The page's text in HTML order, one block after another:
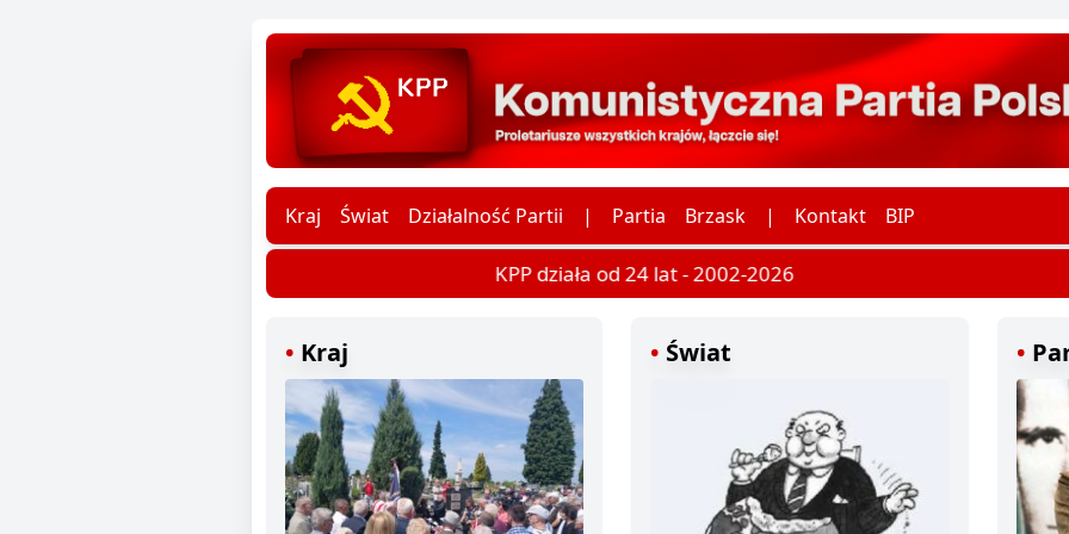
Kraj Świat Działalność Partii | Partia Brzask | Kontakt BIP
KPP działa od 24 lat - 2002-2026
Kraj Świat